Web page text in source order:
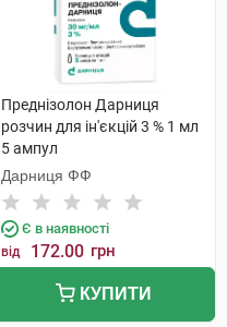
Преднізолон Дарниця
розчин для ін'єкцій 3 % 1 мл
5 ампул
Дарниця ФФ
Є в наявності
від 172.00 грн
КУПИТИ